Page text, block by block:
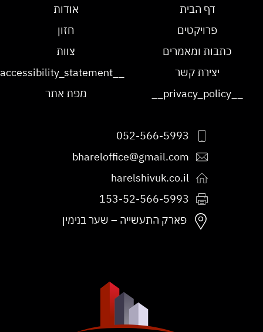
דף הבית
אודות
פרויקטים
חזון
כתבות ומאמרים
צוות
יצירת קשר
מפת אתר
052-566-5993
bhareloffice@gmail.com
harelshivuk.co.il
פקס:
153-52-566-5993
פארק התעשייה – שער בנימין